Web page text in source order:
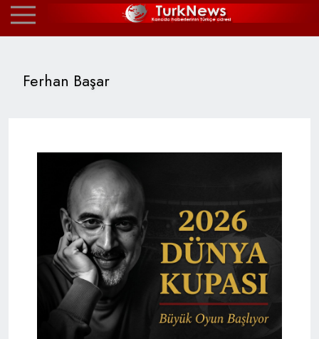
Ferhan Başar